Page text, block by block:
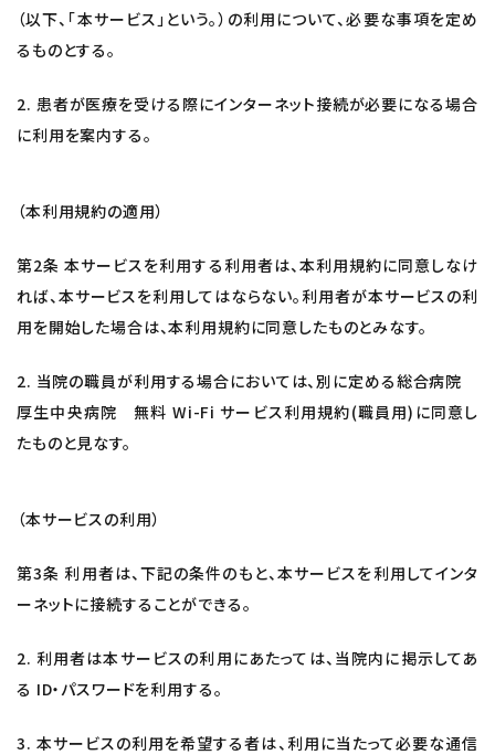
（以下、「本サービス」という。）の利用について、必要な事項を定め
るものとする。
2. 患者が医療を受ける際にインターネット接続が必要になる場合
に利用を案内する。
（本利用規約の適用）
第2条 本サービスを利用する利用者は、本利用規約に同意しなけ
れば、本サービスを利用してはならない。利用者が本サービスの利
用を開始した場合は、本利用規約に同意したものとみなす。
2. 当院の職員が利用する場合においては、別に定める総合病院
厚生中央病院 無料 Wi-Fi サービス利用規約(職員用)に同意し
たものと見なす。
（本サービスの利用）
第3条 利用者は、下記の条件のもと、本サービスを利用してインタ
ーネットに接続することができる。
2. 利用者は本サービスの利用にあたっては、当院内に掲示してあ
る ID・パスワードを利用する。
3. 本サービスの利用を希望する者は、利用に当たって必要な通信